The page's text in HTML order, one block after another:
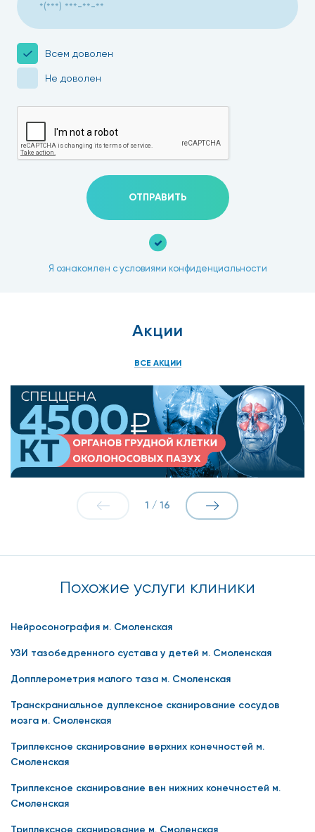
Всем доволен
Не доволен
ОТПРАВИТЬ
Я ознакомлен с условиями конфиденциальности
Акции
ВСЕ АКЦИИ
1 / 16
Похожие услуги клиники
Нейросонография м. Смоленская
УЗИ тазобедренного сустава у детей м. Смоленская
Допплерометрия малого таза м. Смоленская
Транскраниальное дуплексное сканирование сосудов
мозга м. Смоленская
Триплексное сканирование верхних конечностей м.
Смоленская
Триплексное сканирование вен нижних конечностей м.
Смоленская
Триплексное сканирование м. Смоленская